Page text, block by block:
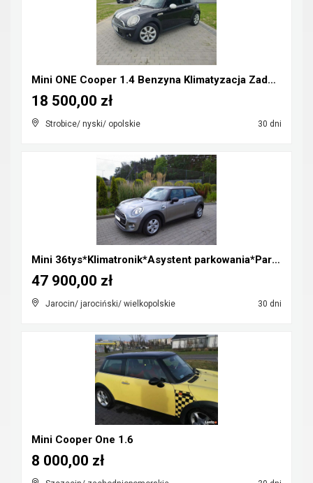
Mini ONE Cooper 1.4 Benzyna Klimatyzacja Zadbany R...
Strobice/ nyski/ opolskie 30 dni
18 500,00 zł
Mini 36tys*Klimatronik*Asystent parkowania*Parki p...
Jarocin/ jarociński/ wielkopolskie 30 dni
47 900,00 zł
Mini Cooper One 1.6
8 000,00 zł